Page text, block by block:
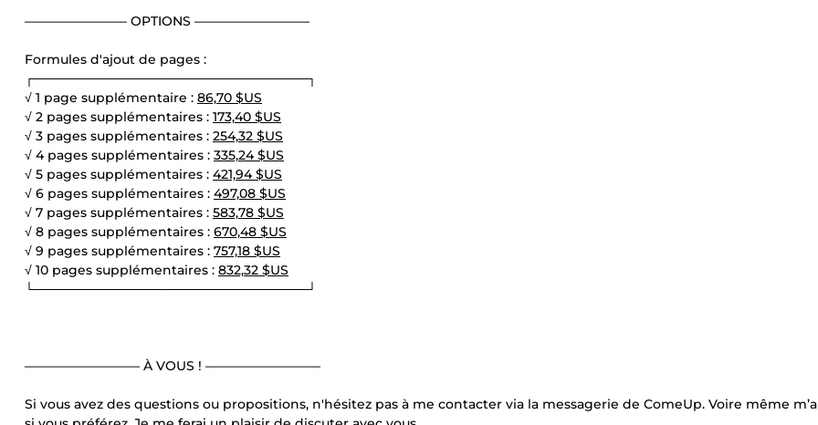
———————— OPTIONS —————————
Formules d'ajout de pages :
┌──────────────────────────────┐
√ 1 page supplémentaire : 86,70 $US
√ 2 pages supplémentaires : 173,40 $US
√ 3 pages supplémentaires : 254,32 $US
√ 4 pages supplémentaires : 335,24 $US
√ 5 pages supplémentaires : 421,94 $US
√ 6 pages supplémentaires : 497,08 $US
√ 7 pages supplémentaires : 583,78 $US
√ 8 pages supplémentaires : 670,48 $US
√ 9 pages supplémentaires : 757,18 $US
√ 10 pages supplémentaires : 832,32 $US
└──────────────────────────────┘
————————— À VOUS ! —————————
Si vous avez des questions ou propositions, n'hésitez pas à me contacter via la messagerie de ComeUp. Voire même